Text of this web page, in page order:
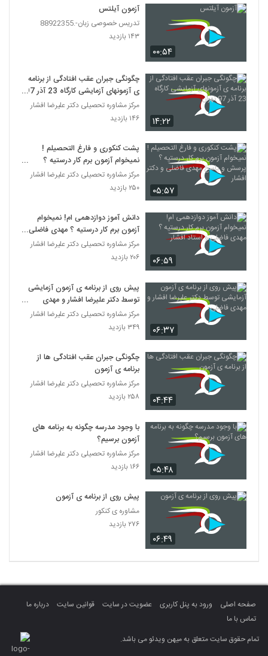
۰۰:۵۴
آزمون آیلتس
تدریس خصوصی زبان-.88922355
۱۴۳ بازدید
۱۴:۲۲
چگونگی جبران عقب افتادگی از برنامه
ی آزمونهای آزمایشی کارگاه 23 آذر 97
تهران
مرکز مشاوره تحصیلی دکتر علیرضا افشار
۱۴۶ بازدید
۰۵:۵۷
پشت کنکوری و فارغ التحصیلم !
نمیخوام آزمون برم کار درستیه ؟
پرسش و پاسخ مهدی فاضلی و دکتر
افشار
مرکز مشاوره تحصیلی دکتر علیرضا افشار
۲۵۰ بازدید
۰۶:۵۹
دانش آموز دوازدهمی ام! نمیخوام
آزمون برم کار درستیه ؟ مهدی فاضلی و
استاد افشار
مرکز مشاوره تحصیلی دکتر علیرضا افشار
۲۰۶ بازدید
۰۶:۳۷
پیش روی از برنامه ی آزمون آزمایشی
توسط دکتر علیرضا افشار و مهدی
فاضلی
مرکز مشاوره تحصیلی دکتر علیرضا افشار
۳۴۹ بازدید
۰۴:۴۴
چگونگی جبران عقب افتادگی ها از
برنامه ی آزمون
مرکز مشاوره تحصیلی دکتر علیرضا افشار
۲۵۸ بازدید
۰۵:۴۸
با وجود مدرسه چگونه به برنامه های
آزمون برسیم؟
مرکز مشاوره تحصیلی دکتر علیرضا افشار
۱۶۶ بازدید
۰۶:۴۹
پیش روی از برنامه ی آزمون
مشاوره ی کنکور
۲۷۶ بازدید
صفحه اصلی ورود به پنل کاربری عضویت در سایت قوانین سایت
درباره ما
تماس با ما
تمام حقوق سایت متعلق به میهن ویدئو می باشد.